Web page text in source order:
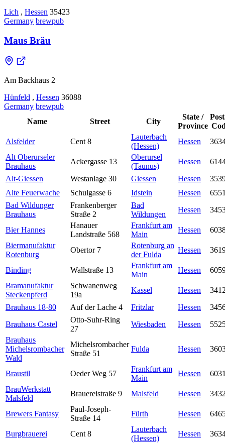
Lich , Hessen 35423
Germany brewpub
Maus Bräu
Am Backhaus 2
Hünfeld , Hessen 36088
Germany brewpub
Name
Street City
State /
Province
Alsfelder
Cent 8
Lauterbach
(Hessen)
Hessen
Alt Oberurseler
Brauhaus
Ackergasse 13
Oberursel
(Taunus)
Hessen
Alt-Giessen
Westanlage 30 Giessen Hessen
Alte Feuerwache
Schulgasse 6 Idstein Hessen
Bad Wildunger
Brauhaus
Frankenberger
Straße 2
Bad
Wildungen
Hessen
Bier Hannes
Hanauer
Landstraße 568
Frankfurt am
Main
Hessen
Biermanufaktur
Rotenburg
Obertor 7
Rotenburg an
der Fulda
Hessen
Binding Wallstraße 13
Frankfurt am
Main
Hessen
Bramanufaktur
Steckenpferd
Schwanenweg
19a
Kassel Hessen
Brauhaus 18·80
Auf der Lache 4 Fritzlar Hessen
Brauhaus Castel
Otto-Suhr-Ring
27
Wiesbaden Hessen
Brauhaus
Michelsrombacher
Wald
Michelsrombacher
Straße 51
Fulda Hessen
Braustil Oeder Weg 57
Frankfurt am
Main
Hessen
BrauWerkstatt
Malsfeld
Brauereistraße 9 Malsfeld Hessen
Brewers Fantasy
Paul-Joseph-
Straße 14
Fürth Hessen
Burgbrauerei Cent 8
Lauterbach
(Hessen)
Hessen